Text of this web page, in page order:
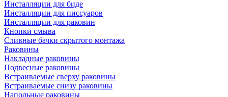
Инсталляции для биде
Инсталляции для писсуаров
Инсталляции для раковин
Кнопки смыва
Сливные бачки скрытого монтажа
Раковины
Накладные раковины
Подвесные раковины
Встраиваемые сверху раковины
Встраиваемые снизу раковины
Напольные раковины